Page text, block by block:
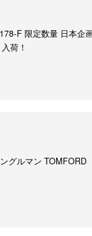
F 限定数量 日本企
荷！
グルマン TOMFORD